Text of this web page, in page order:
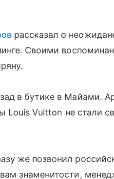
рассказал о
Своими
в бутике в Майами.
Louis Vuitton не стали
же позвонил
знаменитости,